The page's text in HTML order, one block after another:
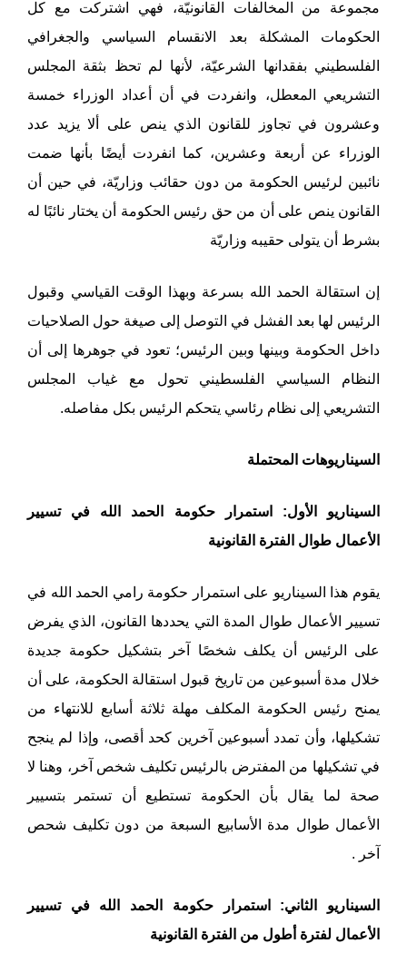
مجموعة من المخالفات القانونيّة، فهي اشتركت مع كل
الحكومات المشكلة بعد الانقسام السياسي والجغرافي
الفلسطيني بفقدانها الشرعيّة، لأنها لم تحظ بثقة المجلس
التشريعي المعطل، وانفردت في أن أعداد الوزراء خمسة
وعشرون في تجاوز للقانون الذي ينص على ألا يزيد عدد
الوزراء عن أربعة وعشرين، كما انفردت أيضًا بأنها ضمت
نائبين لرئيس الحكومة من دون حقائب وزاريّة، في حين أن
القانون ينص على أن من حق رئيس الحكومة أن يختار نائبًا له
بشرط أن يتولى حقيبه وزاريّة
إن استقالة الحمد الله بسرعة وبهذا الوقت القياسي وقبول
الرئيس لها بعد الفشل في التوصل إلى صيغة حول الصلاحيات
داخل الحكومة وبينها وبين الرئيس؛ تعود في جوهرها إلى أن
النظام السياسي الفلسطيني تحول مع غياب المجلس
التشريعي إلى نظام رئاسي يتحكم الرئيس بكل مفاصله.
السيناريوهات المحتملة
السيناريو الأول: استمرار حكومة الحمد الله في تسيير
الأعمال طوال الفترة القانونية
يقوم هذا السيناريو على استمرار حكومة رامي الحمد الله في
تسيير الأعمال طوال المدة التي يحددها القانون، الذي يفرض
على الرئيس أن يكلف شخصًا آخر بتشكيل حكومة جديدة
خلال مدة أسبوعين من تاريخ قبول استقالة الحكومة، على أن
يمنح رئيس الحكومة المكلف مهلة ثلاثة أسابع للانتهاء من
تشكيلها، وأن تمدد أسبوعين آخرين كحد أقصى، وإذا لم ينجح
في تشكيلها من المفترض بالرئيس تكليف شخص آخر، وهنا لا
صحة لما يقال بأن الحكومة تستطيع أن تستمر بتسيير
الأعمال طوال مدة الأسابيع السبعة من دون تكليف شحص
آخر .
السيناريو الثاني: استمرار حكومة الحمد الله في تسيير
الأعمال لفترة أطول من الفترة القانونية